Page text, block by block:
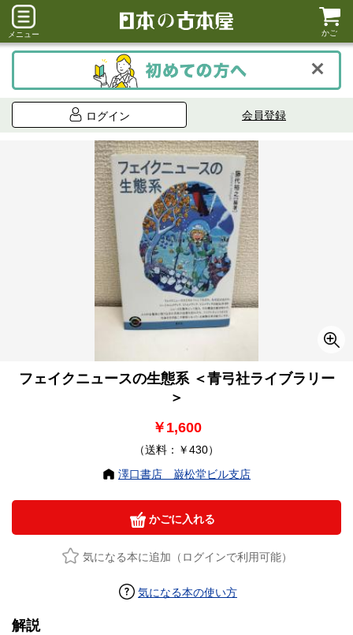
メニュー かご
ログイン 会員登録
フェイクニュースの生態系 ＜青弓社ライブラリー
＞
￥1,600
（送料：￥430）
澤口書店 巌松堂ビル支店
かごに入れる
気になる本に追加（ログインで利用可能）
気になる本の使い方
解説